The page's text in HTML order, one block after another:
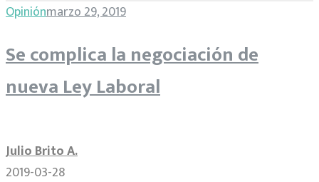
Etiqueta:
agenda
laboral
Opiniónmarzo 29, 2019
Se complica la negociación de
nueva Ley Laboral
Julio Brito A.
2019-03-28